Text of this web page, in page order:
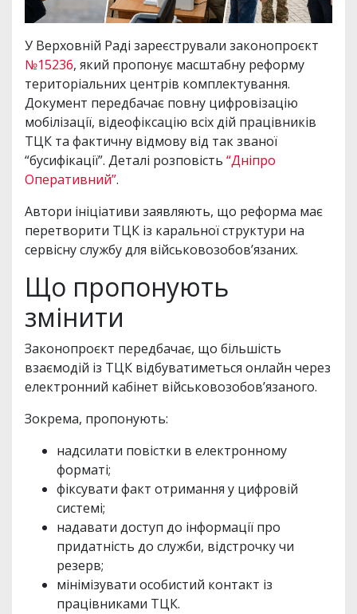
У Верховній Раді зареєстрували законопроєкт
№15236, який пропонує масштабну реформу
територіальних центрів комплектування.
Документ передбачає повну цифровізацію
мобілізації, відеофіксацію всіх дій працівників
ТЦК та фактичну відмову від так званої
“бусифікації”. Деталі розповість “Дніпро
Оперативний”.
Автори ініціативи заявляють, що реформа має
перетворити ТЦК із каральної структури на
сервісну службу для військовозобов’язаних.
Що пропонують
змінити
Законопроєкт передбачає, що більшість
взаємодій із ТЦК відбуватиметься онлайн через
електронний кабінет військовозобов’язаного.
Зокрема, пропонують:
надсилати повістки в електронному
форматі;
фіксувати факт отримання у цифровій
системі;
надавати доступ до інформації про
придатність до служби, відстрочку чи
резерв;
мінімізувати особистий контакт із
працівниками ТЦК.